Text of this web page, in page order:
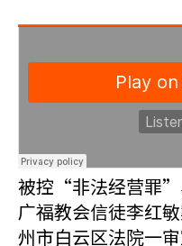
被控“非法经营罪”
广福教会信徒李红
州市白云区法院一